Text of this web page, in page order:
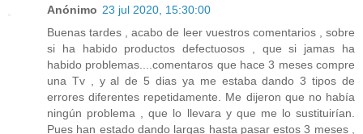
Anónimo 23 jul 2020, 15:30:00
Buenas tardes , acabo de leer vuestros comentarios , sobre
si ha habido productos defectuosos , que si jamas ha
habido problemas....comentaros que hace 3 meses compre
una Tv , y al de 5 dias ya me estaba dando 3 tipos de
errores diferentes repetidamente. Me dijeron que no había
ningún problema , que lo llevara y que me lo sustituirían.
Pues han estado dando largas hasta pasar estos 3 meses ,